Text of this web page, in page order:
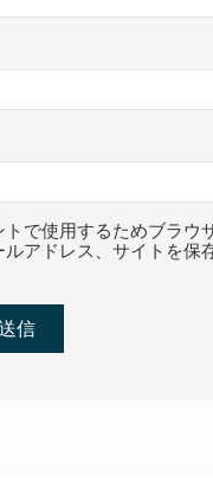
トで使用するためブラウ
アドレス、サイトを保